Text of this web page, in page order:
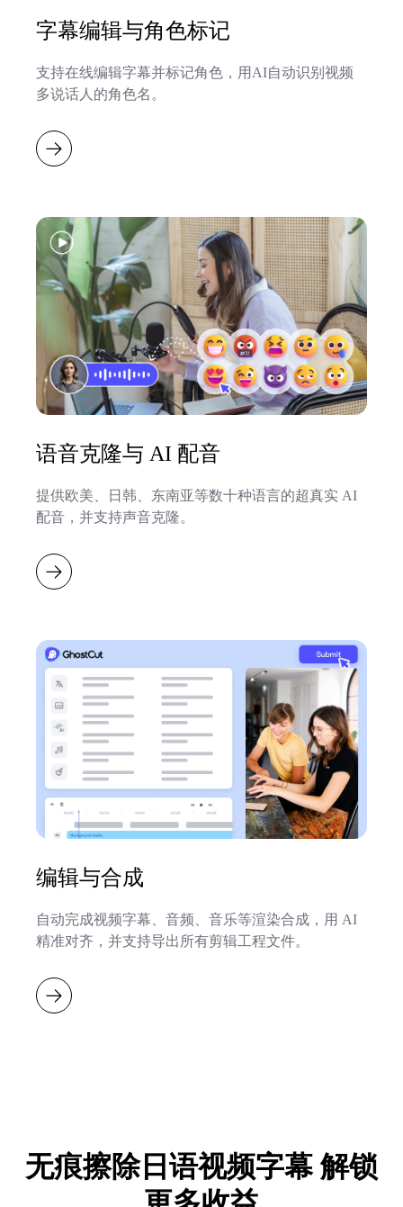
字幕编辑与角色标记
支持在线编辑字幕并标记角色，用AI自动识别视频
多说话人的角色名。
语音克隆与 AI 配音
提供欧美、日韩、东南亚等数十种语言的超真实 AI
配音，并支持声音克隆。
编辑与合成
自动完成视频字幕、音频、音乐等渲染合成，用 AI
精准对齐，并支持导出所有剪辑工程文件。
无痕擦除日语视频字幕 解锁